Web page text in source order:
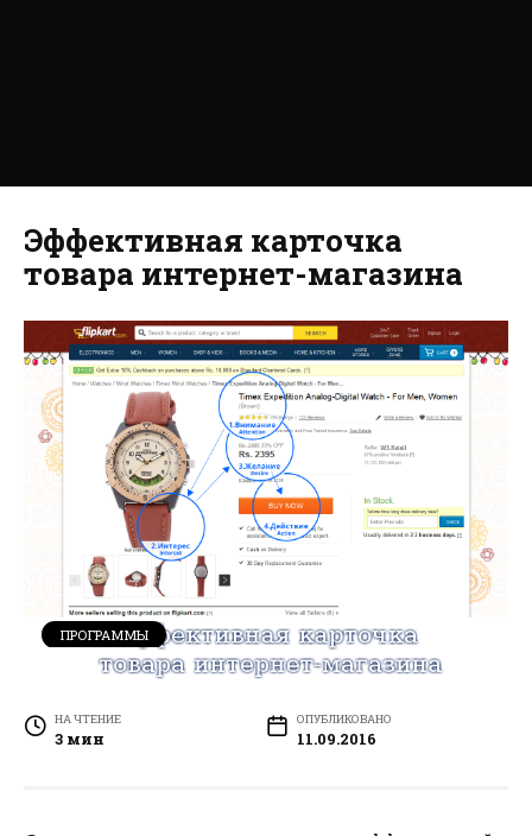
Эффективная карточка
товара интернет-магазина
ПРОГРАММЫ
НА ЧТЕНИЕ
3 мин
ОПУБЛИКОВАНО
11.09.2016